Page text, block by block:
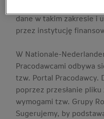
dane w takim zakresie i
przez instytucję
W Nationale-
Pracodawcami odbywa
tzw. Portal Pracodawcy.
poprzez przesłanie
wymogami tzw. Grupy
Sugerujemy, by